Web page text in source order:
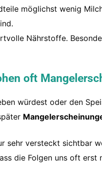
möglichst wenig
Nährstoffe.
oft
würdest oder den
sehr versteckt sichtbar
die Folgen uns oft erst